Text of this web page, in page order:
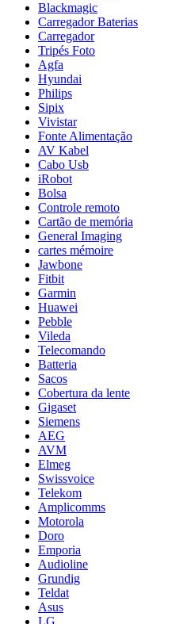
Blackmagic
Carregador Baterias
Carregador
Tripés Foto
Agfa
Hyundai
Philips
Sipix
Vivistar
Fonte Alimentação
AV Kabel
Cabo Usb
iRobot
Bolsa
Controle remoto
Cartão de memória
General Imaging
cartes mémoire
Jawbone
Fitbit
Garmin
Huawei
Pebble
Vileda
Telecomando
Batteria
Sacos
Cobertura da lente
Gigaset
Siemens
AEG
AVM
Elmeg
Swissvoice
Telekom
Amplicomms
Motorola
Doro
Emporia
Audioline
Grundig
Teldat
Asus
LG